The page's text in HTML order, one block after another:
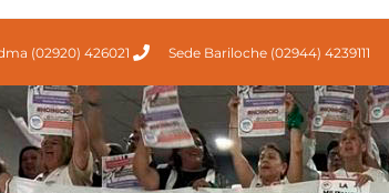
(02920) 426021 Sede Bariloche (02944) 4239111